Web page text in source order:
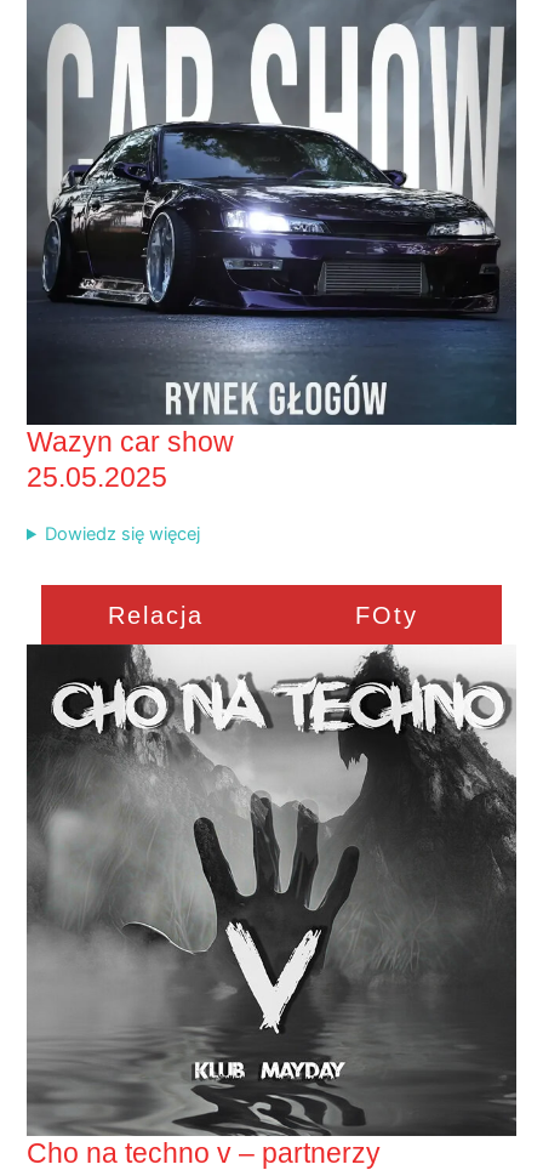
Wazyn car show
25.05.2025
Dowiedz się więcej
Relacja FOty
Cho na techno v – partnerzy